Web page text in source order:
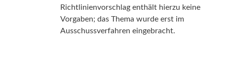
Richtlinienvorschlag enthält hierzu keine
Vorgaben; das Thema wurde erst im
Ausschussverfahren eingebracht.